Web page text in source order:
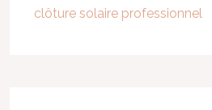
clôture solaire professionnel